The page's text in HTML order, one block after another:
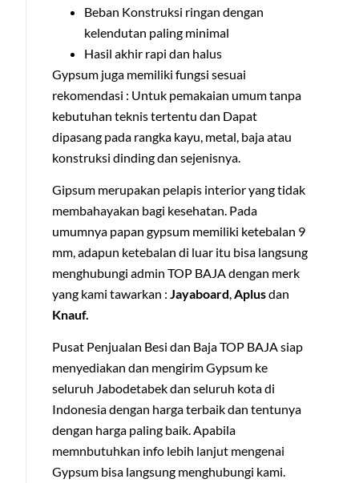
Beban Konstruksi ringan dengan
kelendutan paling minimal
Hasil akhir rapi dan halus
Gypsum juga memiliki fungsi sesuai
rekomendasi : Untuk pemakaian umum tanpa
kebutuhan teknis tertentu dan Dapat
dipasang pada rangka kayu, metal, baja atau
konstruksi dinding dan sejenisnya.
Gipsum merupakan pelapis interior yang tidak
membahayakan bagi kesehatan. Pada
umumnya papan gypsum memiliki ketebalan 9
mm, adapun ketebalan di luar itu bisa langsung
menghubungi admin TOP BAJA dengan merk
yang kami tawarkan : Jayaboard,Aplusdan
Knauf.
Pusat Penjualan Besi dan Baja TOP BAJA siap
menyediakan dan mengirim Gypsum ke
seluruh Jabodetabek dan seluruh kota di
Indonesia dengan harga terbaik dan tentunya
dengan harga paling baik. Apabila
memnbutuhkan info lebih lanjut mengenai
Gypsum bisa langsung menghubungi kami.